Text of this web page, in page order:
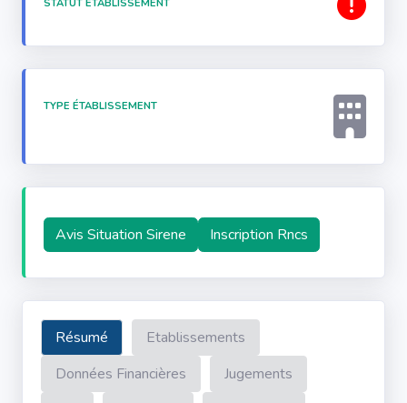
STATUT ÉTABLISSEMENT
TYPE ÉTABLISSEMENT
Avis Situation Sirene Inscription Rncs
Résumé
Etablissements
Données Financières
Jugements